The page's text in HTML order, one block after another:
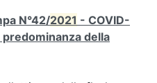
N°42/2021 - COVID-
della